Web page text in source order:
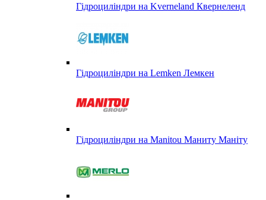
Гідроциліндри на Kverneland Квернеленд
Гідроциліндри на Lemken Лемкен
Гідроциліндри на Manitou Маниту Маніту